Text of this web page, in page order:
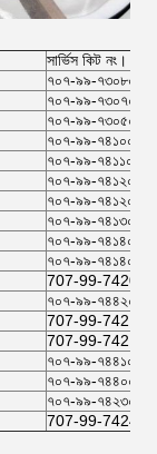
সার্ভিস কিট নং।
৭০৭-৯৯-৭৩০৮০
৭০৭-৯৯-৭৩০৭০
৭০৭-৯৯-৭৩০৫০
৭০৭-৯৯-৭৪১০০
৭০৭-৯৯-৭৪১১০
৭০৭-৯৯-৭৪১২০
৭০৭-৯৯-৭৪১২০
৭০৭-৯৯-৭৪১৩০
৭০৭-৯৯-৭৪১৪০
৭০৭-৯৯-৭৪১৪০
707-99-74200
৭০৭-৯৯-৭৪৪২০
707-99-74210
707-99-74210
৭০৭-৯৯-৭৪৪১০
৭০৭-৯৯-৭৪৪০০
৭০৭-৯৯-৭৪২৩০
707-99-74240